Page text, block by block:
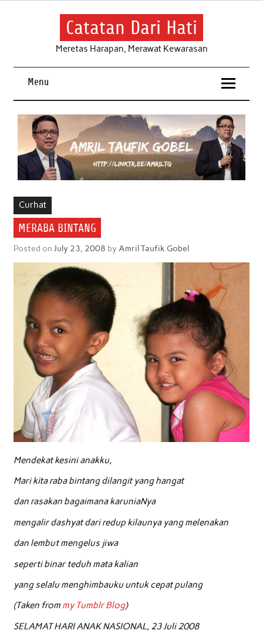
Skip
Catatan Dari Hati
Meretas Harapan, Merawat Kewarasan
Menu
Curhat
MERABA BINTANG
Posted on July 23, 2008 by Amril Taufik Gobel
Mendekat kesini anakku,
Mari kita raba bintang dilangit yang hangat
dan rasakan bagaimana karuniaNya
mengalir dashyat dari redup kilaunya yang melenakan
dan lembut mengelus jiwa
seperti binar teduh mata kalian
yang selalu menghimbauku untuk cepat pulang
(Taken from my Tumblr Blog)
SELAMAT HARI ANAK NASIONAL, 23 Juli 2008